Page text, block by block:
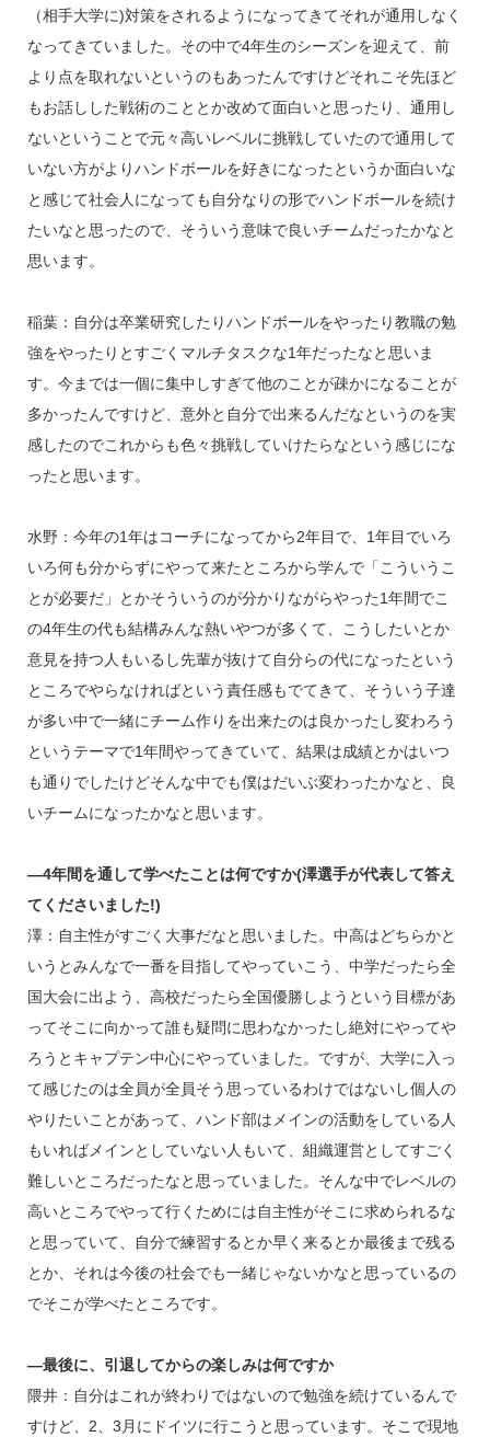
（相手大学に)対策をされるようになってきてそれが通用しなく
なってきていました。その中で4年生のシーズンを迎えて、前
より点を取れないというのもあったんですけどそれこそ先ほど
もお話しした戦術のこととか改めて面白いと思ったり、通用し
ないということで元々高いレベルに挑戦していたので通用して
いない方がよりハンドボールを好きになったというか面白いな
と感じて社会人になっても自分なりの形でハンドボールを続け
たいなと思ったので、そういう意味で良いチームだったかなと
思います。
稲葉：自分は卒業研究したりハンドボールをやったり教職の勉
強をやったりとすごくマルチタスクな1年だったなと思いま
す。今までは一個に集中しすぎて他のことが疎かになることが
多かったんですけど、意外と自分で出来るんだなというのを実
感したのでこれからも色々挑戦していけたらなという感じにな
ったと思います。
水野：今年の1年はコーチになってから2年目で、1年目でいろ
いろ何も分からずにやって来たところから学んで「こういうこ
とが必要だ」とかそういうのが分かりながらやった1年間でこ
の4年生の代も結構みんな熱いやつが多くて、こうしたいとか
意見を持つ人もいるし先輩が抜けて自分らの代になったという
ところでやらなければという責任感もでてきて、そういう子達
が多い中で一緒にチーム作りを出来たのは良かったし変わろう
というテーマで1年間やってきていて、結果は成績とかはいつ
も通りでしたけどそんな中でも僕はだいぶ変わったかなと、良
いチームになったかなと思います。
―4年間を通して学べたことは何ですか(澤選手が代表して答え
てくださいました!)
澤：自主性がすごく大事だなと思いました。中高はどちらかと
いうとみんなで一番を目指してやっていこう、中学だったら全
国大会に出よう、高校だったら全国優勝しようという目標があ
ってそこに向かって誰も疑問に思わなかったし絶対にやってや
ろうとキャプテン中心にやっていました。ですが、大学に入っ
て感じたのは全員が全員そう思っているわけではないし個人の
やりたいことがあって、ハンド部はメインの活動をしている人
もいればメインとしていない人もいて、組織運営としてすごく
難しいところだったなと思っていました。そんな中でレベルの
高いところでやって行くためには自主性がそこに求められるな
と思っていて、自分で練習するとか早く来るとか最後まで残る
とか、それは今後の社会でも一緒じゃないかなと思っているの
でそこが学べたところです。
―最後に、引退してからの楽しみは何ですか
隈井：自分はこれが終わりではないので勉強を続けているんで
すけど、2、3月にドイツに行こうと思っています。そこで現地